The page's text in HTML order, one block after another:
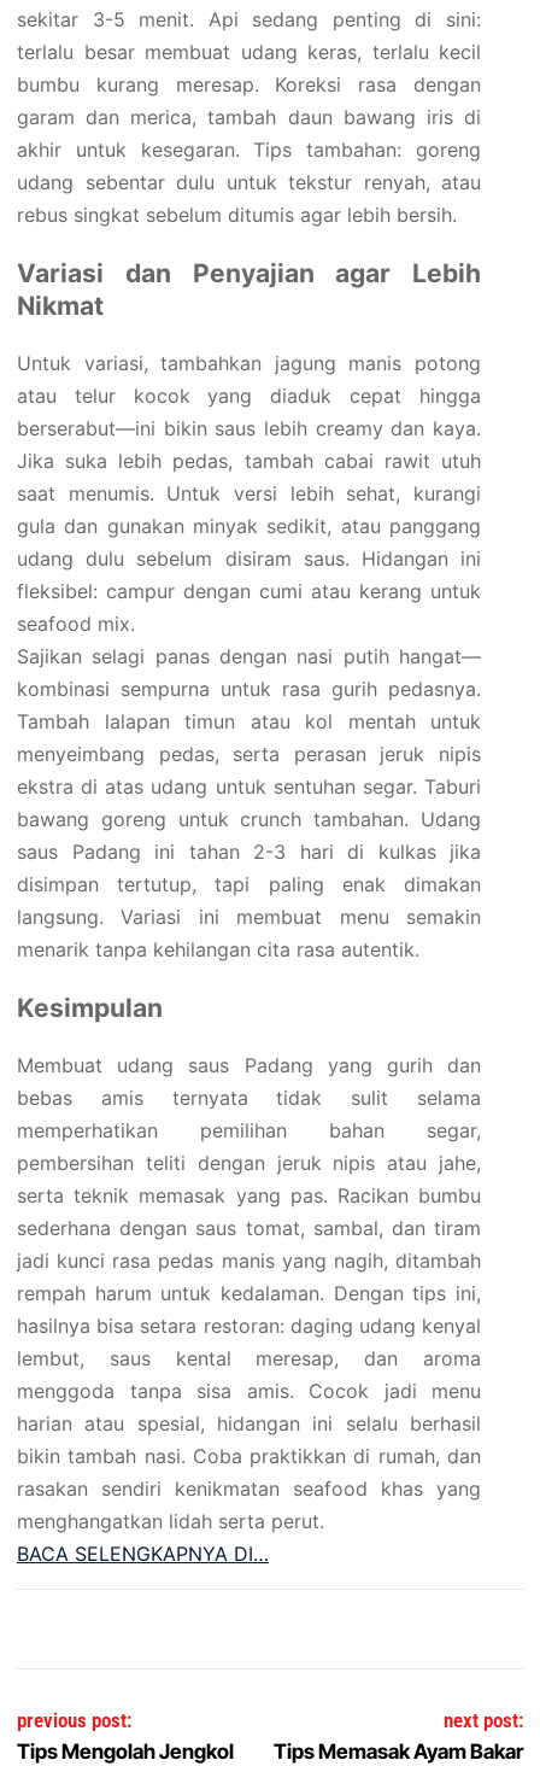
sekitar 3-5 menit. Api sedang penting di sini:
terlalu besar membuat udang keras, terlalu kecil
bumbu kurang meresap. Koreksi rasa dengan
garam dan merica, tambah daun bawang iris di
akhir untuk kesegaran. Tips tambahan: goreng
udang sebentar dulu untuk tekstur renyah, atau
rebus singkat sebelum ditumis agar lebih bersih.
Variasi dan Penyajian agar Lebih
Nikmat
Untuk variasi, tambahkan jagung manis potong
atau telur kocok yang diaduk cepat hingga
berserabut—ini bikin saus lebih creamy dan kaya.
Jika suka lebih pedas, tambah cabai rawit utuh
saat menumis. Untuk versi lebih sehat, kurangi
gula dan gunakan minyak sedikit, atau panggang
udang dulu sebelum disiram saus. Hidangan ini
fleksibel: campur dengan cumi atau kerang untuk
seafood mix.
Sajikan selagi panas dengan nasi putih hangat—
kombinasi sempurna untuk rasa gurih pedasnya.
Tambah lalapan timun atau kol mentah untuk
menyeimbang pedas, serta perasan jeruk nipis
ekstra di atas udang untuk sentuhan segar. Taburi
bawang goreng untuk crunch tambahan. Udang
saus Padang ini tahan 2-3 hari di kulkas jika
disimpan tertutup, tapi paling enak dimakan
langsung. Variasi ini membuat menu semakin
menarik tanpa kehilangan cita rasa autentik.
Kesimpulan
Membuat udang saus Padang yang gurih dan
bebas amis ternyata tidak sulit selama
memperhatikan pemilihan bahan segar,
pembersihan teliti dengan jeruk nipis atau jahe,
serta teknik memasak yang pas. Racikan bumbu
sederhana dengan saus tomat, sambal, dan tiram
jadi kunci rasa pedas manis yang nagih, ditambah
rempah harum untuk kedalaman. Dengan tips ini,
hasilnya bisa setara restoran: daging udang kenyal
lembut, saus kental meresap, dan aroma
menggoda tanpa sisa amis. Cocok jadi menu
harian atau spesial, hidangan ini selalu berhasil
bikin tambah nasi. Coba praktikkan di rumah, dan
rasakan sendiri kenikmatan seafood khas yang
menghangatkan lidah serta perut.
BACA SELENGKAPNYA DI…
Post navigation
previous post:
Tips Mengolah Jengkol
next post:
Tips Memasak Ayam Bakar